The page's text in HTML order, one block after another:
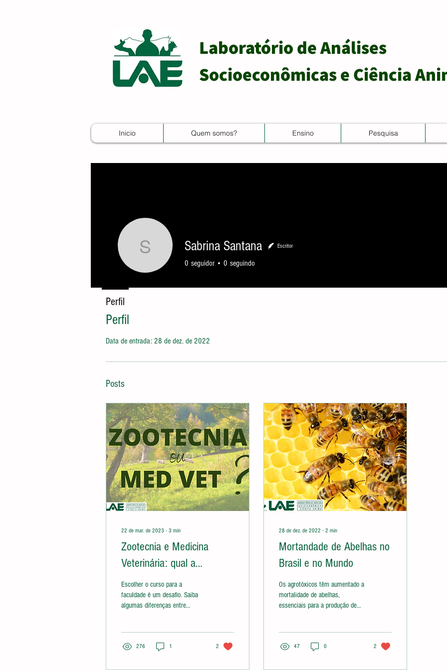
Laboratório de Análises
Socioeconômicas e Ciência
Inicio Quem somos? Ensino Pesquisa
Perfil
Data de entrada: 28 de dez. de 2022
Posts
22 de mar. de 2023 ∙ 3 min
Zootecnia e Medicina
Veterinária: qual a
diferença entre as
profissões?
Escolher o curso para a
faculdade é um desafio. Saiba
algumas diferenças entre
276 1 2
28 de dez. de 2022 ∙ 2 min
Mortandade de Abelhas no
Brasil e no Mundo
Os agrotóxicos têm aumentado a
mortalidade de abelhas,
essenciais para a produção de
47 0 2
Sabrina Santana
Sabrina Santana Escritor
0 seguidor 0 seguindo
Perfil